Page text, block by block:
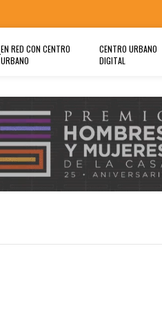
EN RED CON CENTRO
URBANO
CENTRO URBANO
DIGITAL